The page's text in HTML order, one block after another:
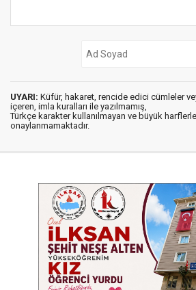
UYARI: Küfür, hakaret, rencide edici cümleler
içeren, imla kuralları ile yazılmamış,
Türkçe karakter kullanılmayan ve büyük
onaylanmamaktadır.